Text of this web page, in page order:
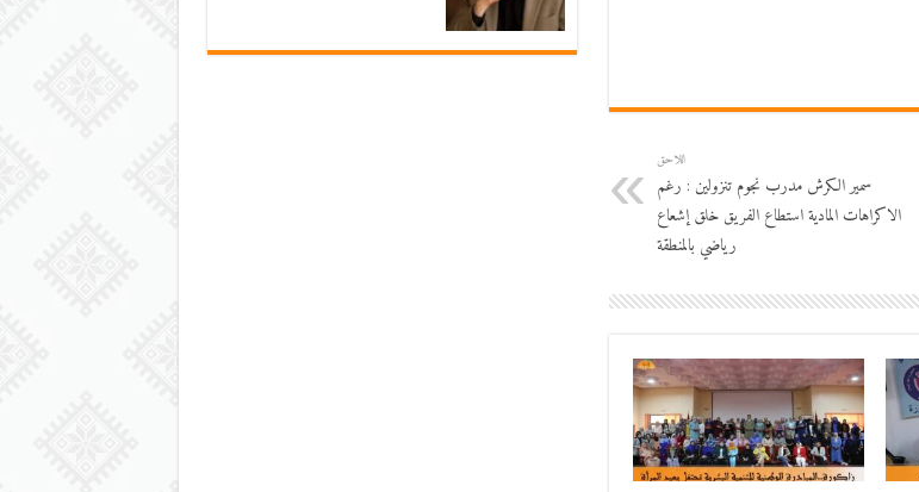
اللاحق
سمير الكرش مدرب نجوم تنزولين : رغم
الاكراهات المادية استطاع الفريق خلق إشعاع
رياضي بالمنطقة